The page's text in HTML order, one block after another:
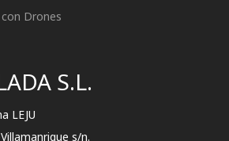
Drones
S.L.
LEJU
s/n.